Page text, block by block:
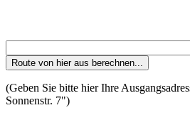
(Geben Sie bitte hier Ihre
Sonnenstr. 7")